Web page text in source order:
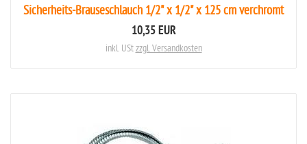
Sicherheits-Brauseschlauch 1/2" x 1/2" x 125 cm verchromt
10,35 EUR
inkl. UStzzgl. Versandkosten